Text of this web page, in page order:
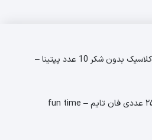
پودر چای ماچا لته کلاسیک بدون شکر 10 عدد پپتینا –